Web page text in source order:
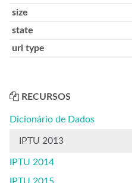
size
state
url type
RECURSOS
Dicionário de Dados
IPTU 2013
IPTU 2014